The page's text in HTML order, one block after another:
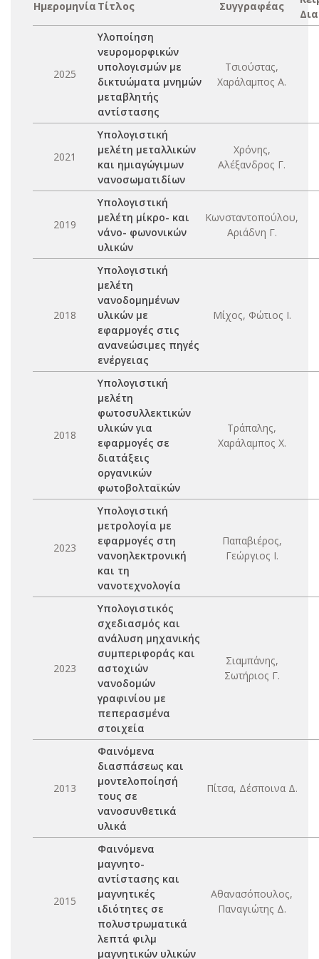
Ημερομηνία Τίτλος Συγγραφέας
2025
Υλοποίηση
νευρομορφικών
υπολογισμών με
δικτυώματα μνημών
μεταβλητής
αντίστασης
Τσιούστας,
Χαράλαμπος Α.
2021
Υπολογιστική
μελέτη μεταλλικών
και ημιαγώγιμων
νανοσωματιδίων
Χρόνης,
Αλέξανδρος Γ.
2019
Υπολογιστική
μελέτη μίκρο- και
νάνο- φωνονικών
υλικών
Κωνσταντοπούλου,
Αριάδνη Γ.
2018
Υπολογιστική
μελέτη
νανοδομημένων
υλικών με
εφαρμογές στις
ανανεώσιμες πηγές
ενέργειας
Μίχος, Φώτιος Ι.
2018
Υπολογιστική
μελέτη
φωτοσυλλεκτικών
υλικών για
εφαρμογές σε
διατάξεις
οργανικών
φωτοβολταϊκών
Τράπαλης,
Χαράλαμπος Χ.
2023
Υπολογιστική
μετρολογία με
εφαρμογές στη
νανοηλεκτρονική
και τη
νανοτεχνολογία
Παπαβιέρος,
Γεώργιος Ι.
2023
Υπολογιστικός
σχεδιασμός και
ανάλυση μηχανικής
συμπεριφοράς και
αστοχιών
νανοδομών
γραφινίου με
πεπερασμένα
στοιχεία
Σιαμπάνης,
Σωτήριος Γ.
2013
Φαινόμενα
διασπάσεως και
μοντελοποίησή
τους σε
νανοσυνθετικά
υλικά
Πίτσα, Δέσποινα Δ.
2015
Φαινόμενα
μαγνητο-
αντίστασης και
μαγνητικές
ιδιότητες σε
πολυστρωματικά
λεπτά φιλμ
μαγνητικών υλικών
Αθανασόπουλος,
Παναγιώτης Δ.